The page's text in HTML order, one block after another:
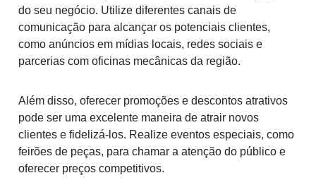
do seu negócio. Utilize diferentes canais de
comunicação para alcançar os potenciais clientes,
como anúncios em mídias locais, redes sociais e
parcerias com oficinas mecânicas da região.
Além disso, oferecer promoções e descontos atrativos
pode ser uma excelente maneira de atrair novos
clientes e fidelizá-los. Realize eventos especiais, como
feirões de peças, para chamar a atenção do público e
oferecer preços competitivos.